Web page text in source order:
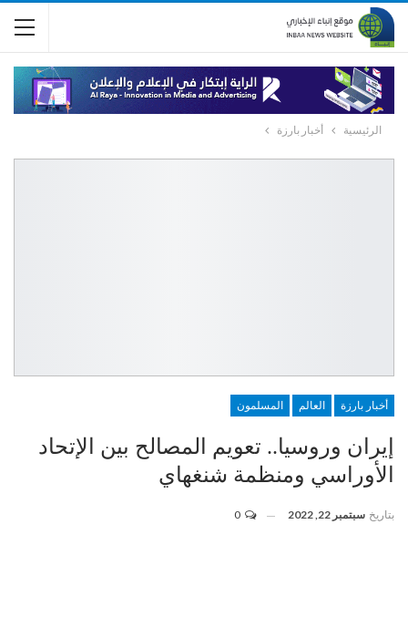
الرئيسية أخبار بارزة
أخبار بارزة العالم المسلمون
إيران وروسيا.. تعويم المصالح بين الإتحاد
الأوراسي ومنظمة شنغهاي
بتاريخ سبتمبر 22, 2022